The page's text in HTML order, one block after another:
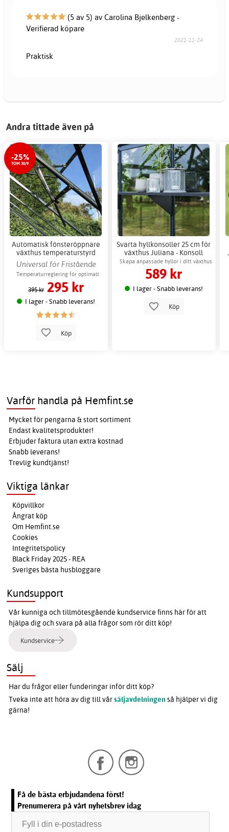
(5 av 5) av Carolina Bjelkenberg -
Verifierad köpare
2021-11-24
Praktisk
Andra tittade även på
-25%
TOM 30/9
Automatisk fönsteröppnare
växthus temperaturstyrd
ventilation
Universal för Fristående
växthus
Temperaturreglering för optimalt
växtklimat
395 kr 295 kr
I lager - Snabb leverans!
Köp
Svarta hyllkonsoller 25 cm för
växthus Juliana - Konsoll
Skapa anpassade hyllor i ditt växthus
enkelt
589 kr
I lager - Snabb leverans!
Köp
Varför handla på Hemfint.se
Mycket för pengarna & stort sortiment
Endast kvalitetsprodukter!
Erbjuder faktura utan extra kostnad
Snabb leverans!
Trevlig kundtjänst!
Viktiga länkar
Köpvillkor
Ångrat köp
Om Hemfint.se
Cookies
Integritetspolicy
Black Friday 2025 - REA
Sveriges bästa husbloggare
Kundsupport
Vår kunniga och tillmötesgående kundservice finns här för att
hjälpa dig och svara på alla frågor som rör ditt köp!
Kundservice
Sälj
Har du frågor eller funderingar inför ditt köp?
Tveka inte att höra av dig till vårsäljavdelningen så hjälper vi dig
gärna!
Få de bästa erbjudandena först!
Prenumerera på vårt nyhetsbrev idag